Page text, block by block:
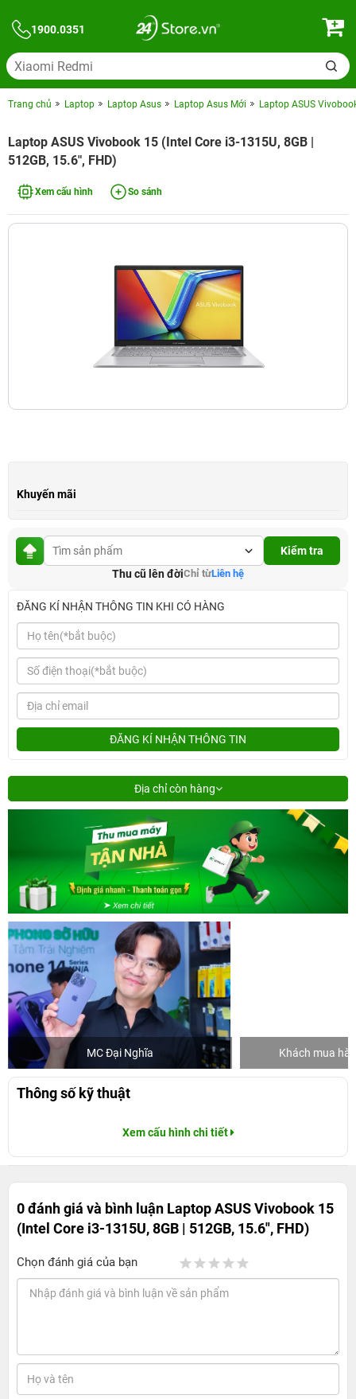
1900.0351
Trang chủ Laptop Laptop Asus Laptop Asus Mới Laptop ASUS
Laptop ASUS Vivobook 15 (Intel Core i3-1315U, 8GB |
512GB, 15.6", FHD)
Xem cấu hình So sánh
Khuyến mãi
Kiểm tra
Thu cũ lên đờiChỉ từLiên hệ
ĐĂNG KÍ NHẬN THÔNG TIN KHI CÓ HÀNG
ĐĂNG KÍ NHẬN THÔNG TIN
Địa chỉ còn hàng
MC Đại Nghĩa Khách mua
Thông số kỹ thuật
Xem cấu hình chi tiết
0 đánh giá và bình luận Laptop ASUS Vivobook 15
(Intel Core i3-1315U, 8GB | 512GB, 15.6", FHD)
Chọn đánh giá của bạn